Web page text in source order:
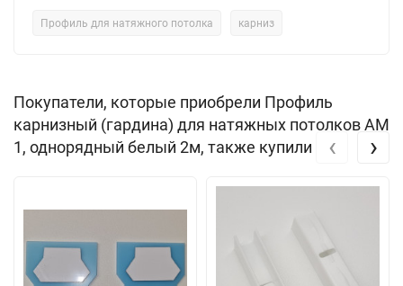
Профиль для натяжного потолка карниз
Покупатели, которые приобрели Профиль
карнизный (гардина) для натяжных потолков АМ
1, однорядный белый 2м, также купили
‹ ›